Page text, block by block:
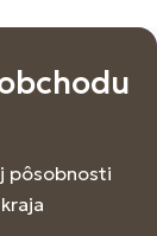
pôsobnosti